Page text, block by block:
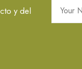
y del